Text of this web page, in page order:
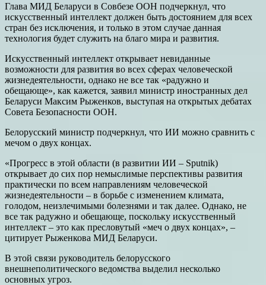
Глава МИД Беларуси в Совбезе ООН подчеркнул, что
искусственный интеллект должен быть достоянием для всех
стран без исключения, и только в этом случае данная
технология будет служить на благо мира и развития.
Искусственный интеллект открывает невиданные
возможности для развития во всех сферах человеческой
жизнедеятельности, однако не все так «радужно и
обещающе», как кажется, заявил министр иностранных дел
Беларуси Максим Рыженков, выступая на открытых дебатах
Совета Безопасности ООН.
Белорусский министр подчеркнул, что ИИ можно сравнить с
мечом о двух концах.
«Прогресс в этой области (в развитии ИИ – Sputnik)
открывает до сих пор немыслимые перспективы развития
практически по всем направлениям человеческой
жизнедеятельности – в борьбе с изменением климата,
голодом, неизлечимыми болезнями и так далее. Однако, не
все так радужно и обещающе, поскольку искусственный
интеллект – это как пресловутый «меч о двух концах», –
цитирует Рыженкова МИД Беларуси.
В этой связи руководитель белорусского
внешнеполитического ведомства выделил несколько
основных угроз.